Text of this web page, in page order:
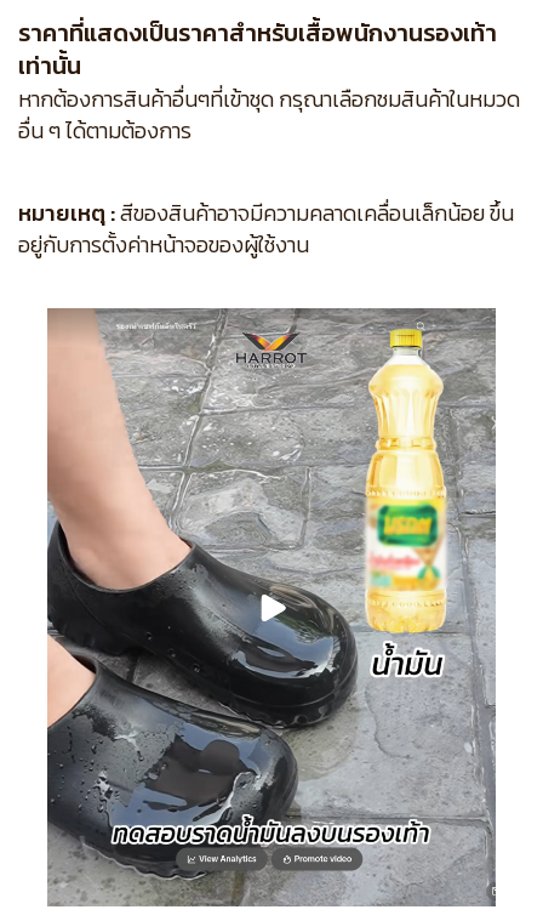
ราคาที่แสดงเป็นราคาสำหรับเสื้อพนักงานรองเท้า
เท่านั้น
หากต้องการสินค้าอื่นๆที่เข้าชุด กรุณาเลือกชมสินค้าในหมวด
อื่น ๆ ได้ตามต้องการ
หมายเหตุ :สีของสินค้าอาจมีความคลาดเคลื่อนเล็กน้อย ขึ้น
อยู่กับการตั้งค่าหน้าจอของผู้ใช้งาน